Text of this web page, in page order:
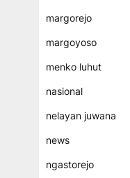
margorejo
margoyoso
menko luhut
nasional
nelayan juwana
news
ngastorejo